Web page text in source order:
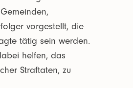
vorgestellt, die
tätig sein werden.
helfen, das
Straftaten, zu